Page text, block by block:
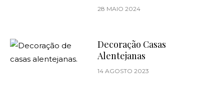
28 MAIO 2024
Decoração Casas
Alentejanas
14 AGOSTO 2023